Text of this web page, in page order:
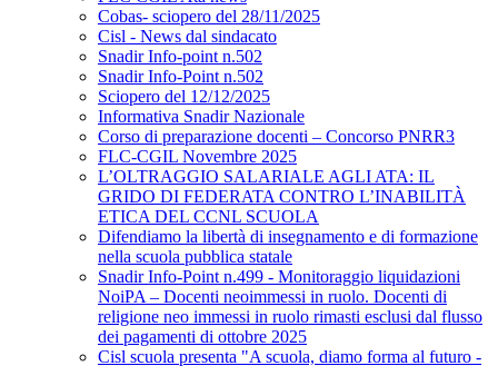
Cobas- sciopero del 28/11/2025
Cisl - News dal sindacato
Snadir Info-point n.502
Snadir Info-Point n.502
Sciopero del 12/12/2025
Informativa Snadir Nazionale
Corso di preparazione docenti – Concorso PNRR3
FLC-CGIL Novembre 2025
L’OLTRAGGIO SALARIALE AGLI ATA: IL
GRIDO DI FEDERATA CONTRO L’INABILITÀ
ETICA DEL CCNL SCUOLA
Difendiamo la libertà di insegnamento e di formazione
nella scuola pubblica statale
Snadir Info-Point n.499 - Monitoraggio liquidazioni
NoiPA – Docenti neoimmessi in ruolo. Docenti di
religione neo immessi in ruolo rimasti esclusi dal flusso
dei pagamenti di ottobre 2025
Cisl scuola presenta "A scuola, diamo forma al futuro -